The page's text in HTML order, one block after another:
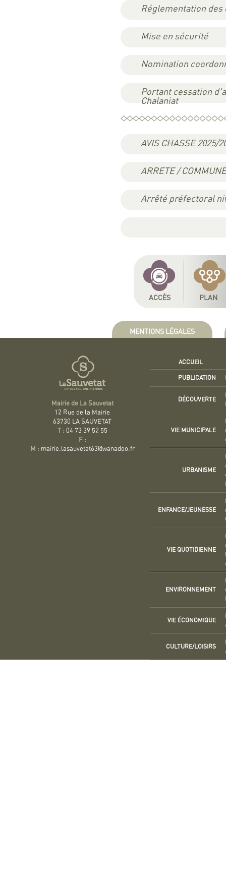
Réglementation
Mise en sécurité
Nomination
Portant cessation
Chalaniat
AVIS CHASSE 2025/
ARRETE /
Arrêté préfectoral
ACCÈS PLAN
MENTIONS LÉGALES
Mairie de La Sauvetat
12 Rue de la Mairie
63730 LA SAUVETAT
T : 04 73 39 52 55
F :
M : mairie.lasauvetat63@wanadoo.fr
ACCUEIL
PUBLICATION
DÉCOUVERTE
VIE MUNICIPALE
URBANISME
ENFANCE/JEUNESSE
VIE QUOTIDIENNE
ENVIRONNEMENT
VIE ÉCONOMIQUE
CULTURE/LOISIRS